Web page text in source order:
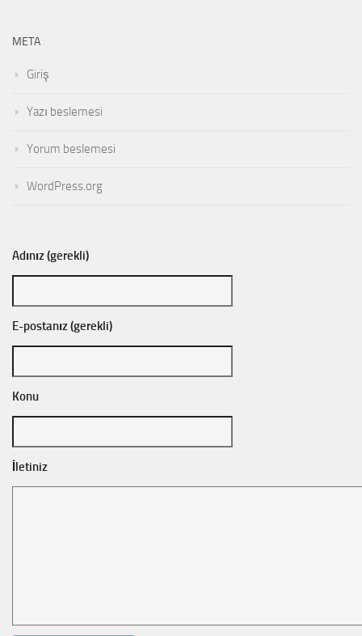
META
Giriş
Yazı beslemesi
Yorum beslemesi
WordPress.org
Adınız (gerekli)
E-postanız (gerekli)
Konu
İletiniz